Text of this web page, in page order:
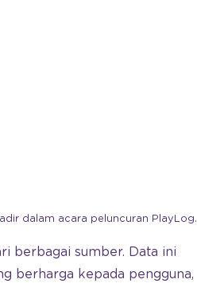
dalam acara peluncuran PlayLog.
berbagai sumber. Data ini
berharga kepada pengguna,